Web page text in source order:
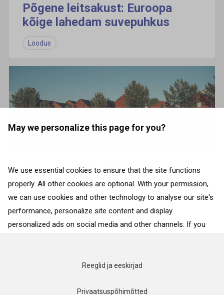
May we personalize this page for you?
We use essential cookies to ensure that the site functions
properly. All other cookies are optional. With your permission,
we can use cookies and other technology to analyse our site's
performance, personalize site content and display
personalized ads on social media and other channels. If you
interactions with the site, click on “Adjust selection”. To reject
only necessary cookies”. More details can be found on our
Põgene leitsakust: Euroopa
kõige lahedam suvepuhkus
Loodus
Tutvu Ouluga: põhjamaade pärl
maailma õnnelikumal maal
Loodus
Reeglid ja eeskirjad
Privaatsuspõhimõtted